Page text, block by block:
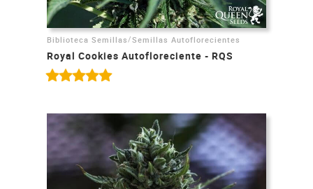
Biblioteca Semillas /Semillas Autoflorecientes
Royal Cookies Autofloreciente - RQS